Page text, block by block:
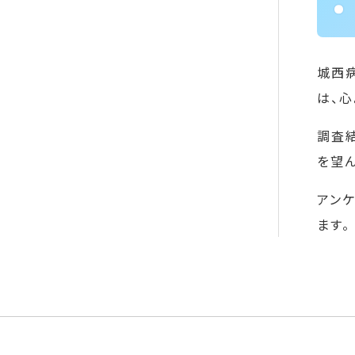
城西
は、
調査
を望
アン
ます。